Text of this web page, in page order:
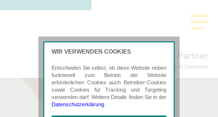
Freund & Partner
Steuerberatung in Demmin
WIR VERWENDEN COOKIES
Entscheiden Sie selbst, ob diese Website neben
funktionell zum Betrieb der Website
erforderlichen Cookies auch Betreiber-Cookies
sowie Cookies für Tracking und Targeting
verwenden darf. Weitere Details finden Sie in der
Datenschutzerklärung